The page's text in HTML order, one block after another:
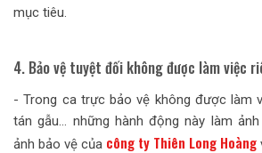
mục tiêu.
4. Bảo vệ tuyệt đối không được làm việc
- Trong ca trực bảo vệ không được làm
tán gẫu… những hành động này làm
ảnh bảo vệ của công ty Thiên Long Hoàng